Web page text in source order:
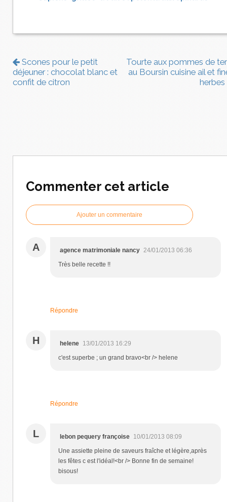
Scones pour le petit
déjeuner : chocolat blanc et
confit de citron
Tourte aux pommes de
au Boursin cuisine ail et
herbes
Commenter cet article
Ajouter un commentaire
A agence matrimoniale nancy 24/01/2013 06:36
Très belle recette !!
Répondre
H helene 13/01/2013 16:29
c'est superbe ; un grand bravo<br /> helene
Répondre
L lebon pequery françoise 10/01/2013 08:09
Une assiette pleine de saveurs fraîche et légère,après
les fêtes c est l'idéal!<br /> Bonne fin de semaine!
bisous!